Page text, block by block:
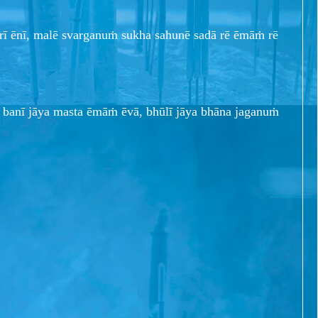
ēnī, malē svarganuṁ sukha sahunē sadā rē ēmāṁ rē
jāya masta ēmāṁ ēvā, bhūlī jāya bhāna jaganuṁ